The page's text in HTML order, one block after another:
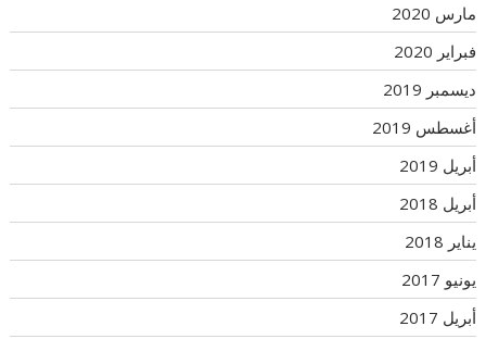
مارس 2020
فبراير 2020
ديسمبر 2019
أغسطس 2019
أبريل 2019
أبريل 2018
يناير 2018
يونيو 2017
أبريل 2017